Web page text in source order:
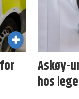
Askøy-
hos